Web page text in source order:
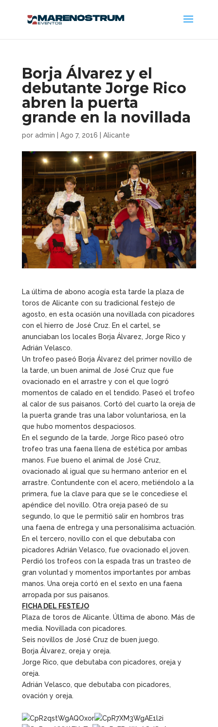
Borja Álvarez y el
debutante Jorge Rico
abren la puerta
grande en la novillada
por admin Ago 7, 2016 Alicante
La última de abono acogía esta tarde la plaza de
toros de Alicante con su tradicional festejo de
agosto, en esta ocasión una novillada con picadores
con el hierro de José Cruz. En el cartel, se
anunciaban los locales Borja Álvarez, Jorge Rico y
Adrián Velasco.
Un trofeo paseó Borja Álvarez del primer novillo de
la tarde, un buen animal de José Cruz que fue
ovacionado en el arrastre y con el que logró
momentos de calado en el tendido. Paseó el trofeo
al calor de sus paisanos. Cortó del cuarto la oreja de
la puerta grande tras una labor voluntariosa, en la
que hubo momentos despaciosos.
En el segundo de la tarde, Jorge Rico paseó otro
trofeo tras una faena llena de estética por ambas
manos. Fue bueno el animal de José Cruz,
ovacionado al igual que su hermano anterior en el
arrastre. Contundente con el acero, metiéndolo a la
primera, fue la clave para que se le concediese el
apéndice del novillo. Otra oreja paseó de su
segundo, lo que le permitió salir en hombros tras
una faena de entrega y una personalísima actuación.
En el tercero, novillo con el que debutaba con
picadores Adrián Velasco, fue ovacionado el joven.
Perdió los trofeos con la espada tras un trasteo de
gran voluntad y momentos importantes por ambas
manos. Una oreja cortó en el sexto en una faena
arropada por sus paisanos.
FICHA DEL FESTEJO
Plaza de toros de Alicante. Última de abono. Más de
media. Novillada con picadores.
Seis novillos de José Cruz de buen juego.
Borja Álvarez, oreja y oreja.
Jorge Rico, que debutaba con picadores, oreja y
oreja.
Adrián Velasco, que debutaba con picadores,
ovación y oreja.